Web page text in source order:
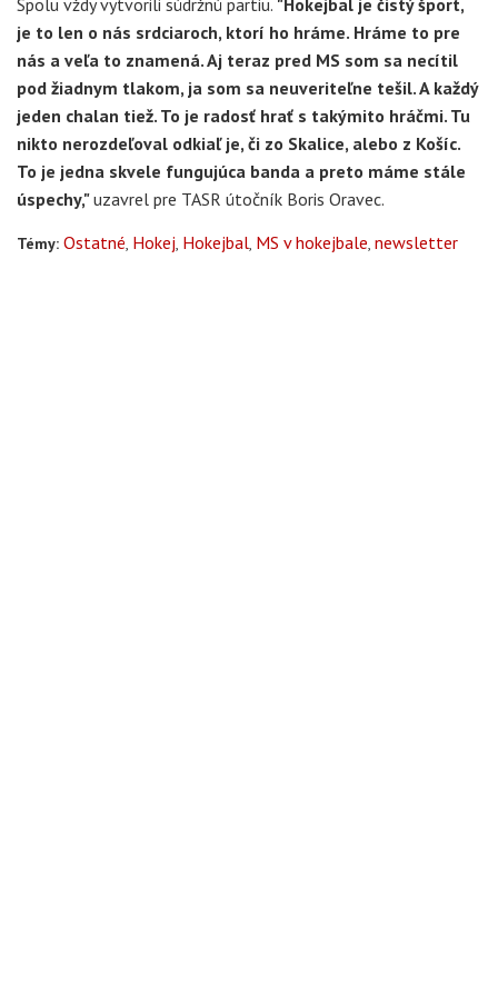
je to len o nás srdciaroch, ktorí ho hráme. Hráme to pre
nás a veľa to znamená. Aj teraz pred MS som sa necítil
pod žiadnym tlakom, ja som sa neuveriteľne tešil. A každý
jeden chalan tiež. To je radosť hrať s takýmito hráčmi. Tu
nikto nerozdeľoval odkiaľ je, či zo Skalice, alebo z Košíc.
To je jedna skvele fungujúca banda a preto máme stále
úspechy,"uzavrel pre TASR útočník Boris Oravec.
Témy: Ostatné Hokej Hokejbal MS v hokejbale newsletter